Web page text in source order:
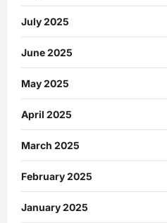
July 2025
June 2025
May 2025
April 2025
March 2025
February 2025
January 2025